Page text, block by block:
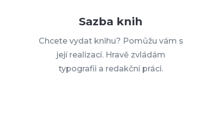
Sazba knih
Chcete vydat knihu? Pomůžu vám s
její realizací. Hravě zvládám
typografii a redakční práci.